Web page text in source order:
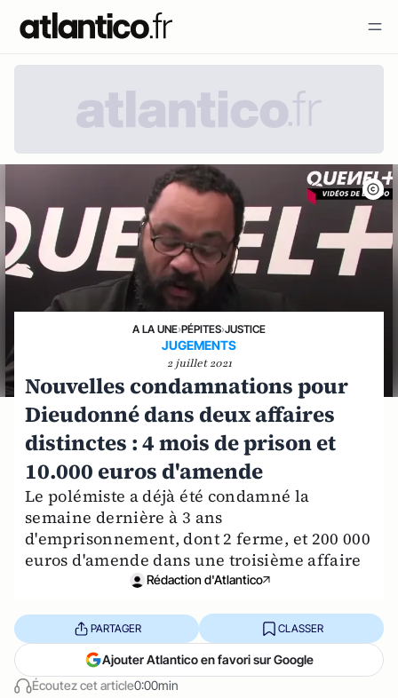
A LA UNE›PÉPITES›JUSTICE
JUGEMENTS
2 juillet 2021
Nouvelles condamnations pour
Dieudonné dans deux affaires
distinctes : 4 mois de prison et
10.000 euros d'amende
Le polémiste a déjà été condamné la
semaine dernière à 3 ans
d'emprisonnement, dont 2 ferme, et 200 000
euros d'amende dans une troisième affaire
Rédaction d'Atlantico
Écoutez cet article0:00min
PARTAGER CLASSER
Ajouter Atlantico en favori sur Google